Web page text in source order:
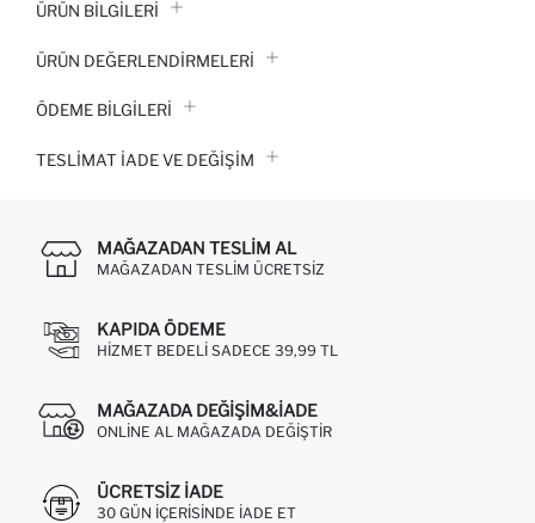
ÜRÜN BILGILERI
ÜRÜN DEĞERLENDİRMELERİ
ÖDEME BİLGİLERİ
TESLIMAT İADE VE DEĞIŞIM
MAĞAZADAN TESLIM AL
MAĞAZADAN TESLIM ÜCRETSIZ
KAPIDA ÖDEME
HIZMET BEDELI SADECE 39,99 TL
MAĞAZADA DEĞIŞIM&İADE
ONLINE AL MAĞAZADA DEĞIŞTIR
ÜCRETSIZ IADE
30 GÜN IÇERISINDE IADE ET